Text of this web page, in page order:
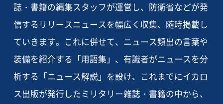
誌・書籍の編集スタッフが運営し、防衛省などが発
信するリリースニュースを幅広く収集、随時掲載し
ていきます。これに併せて、ニュース頻出の言葉や
装備を紹介する「用語集」、有識者がニュースを分
析する「ニュース解説」を設け、これまでにイカロ
ス出版が発行したミリタリー雑誌・書籍の中から、